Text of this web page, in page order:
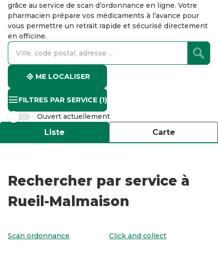
grâce au service de scan d’ordonnance en ligne. Votre
pharmacien prépare vos médicaments à l’avance pour
vous permettre un retrait rapide et sécurisé directement
en officine.
accessibility.searchform.label.searchform
accessibility.searchform.label.searchinput
accessibility.searchform.autocomplete_status
ME LOCALISER
FILTRES PAR SERVICE (1)
Ouvert actuellement
Liste Carte
Rechercher par service à
Rueil-Malmaison
Scan ordonnance Click and collect